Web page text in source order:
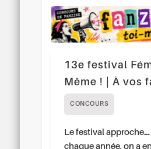
13e festival
Même ! | À vos
CONCOURS
Le festival
chaque année, on a